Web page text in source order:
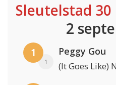
Sleutelstad 30
2
1
1
Peggy Gou
(It Goes Like)